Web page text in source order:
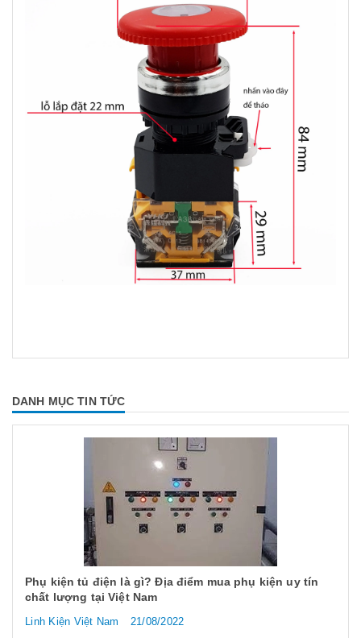
DANH MỤC TIN TỨC
Phụ kiện tủ điện là gì? Địa điểm mua phụ kiện uy tín
chất lượng tại Việt Nam
Linh Kiện Việt Nam
21/08/2022